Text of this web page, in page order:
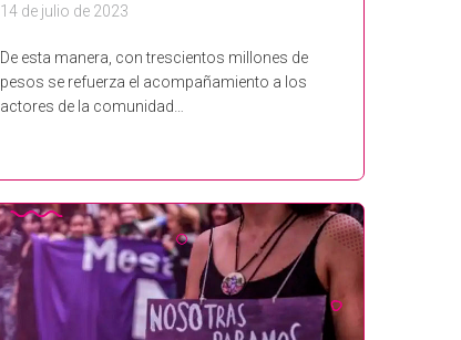
14 de julio de 2023
De esta manera, con trescientos millones de
pesos se refuerza el acompañamiento a los
actores de la comunidad…